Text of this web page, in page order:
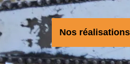
Nos réalisations